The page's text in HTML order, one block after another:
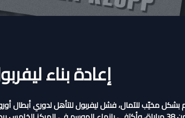
إعادة بناء
مخيّب للآمال، فشل ليفربول للتأهل لدوري أبطال